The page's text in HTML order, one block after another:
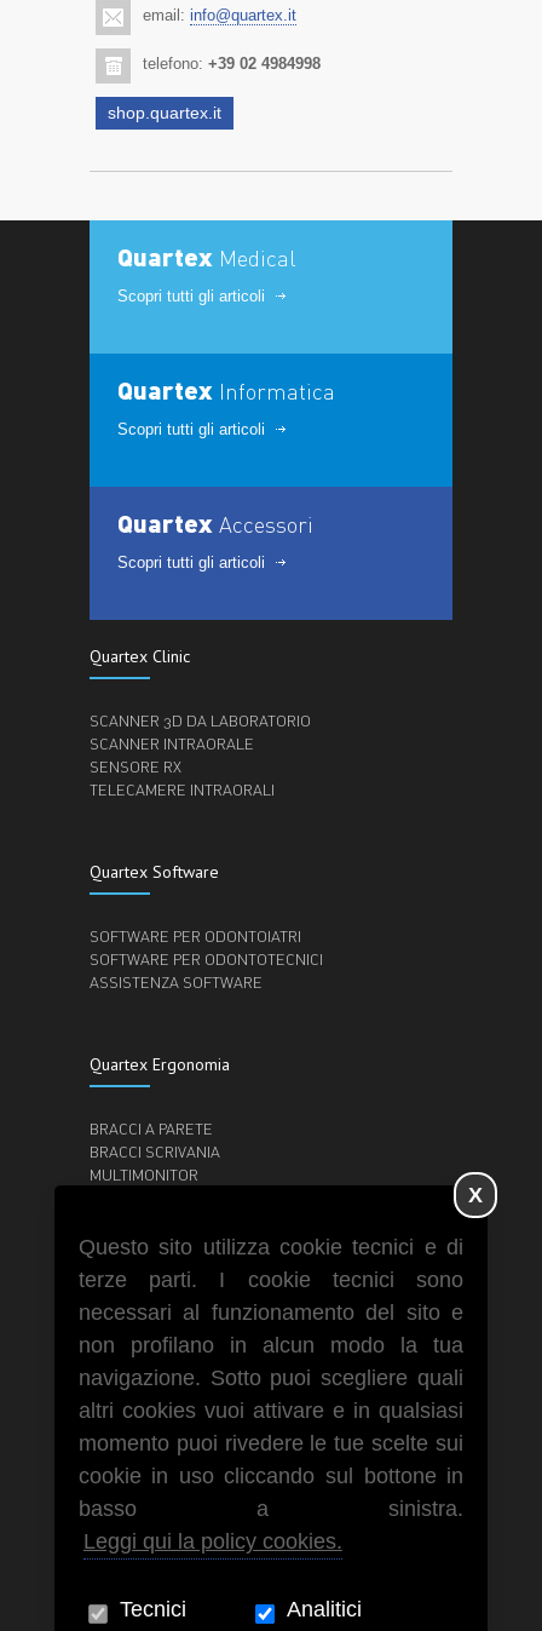
email: info@quartex.it
telefono: +39 02 4984998
shop.quartex.it
Quartex Medical
Scopri tutti gli articoli
Quartex Informatica
Scopri tutti gli articoli
Quartex Accessori
Scopri tutti gli articoli
Quartex Clinic
SCANNER 3D DA LABORATORIO
SCANNER INTRAORALE
SENSORE RX
TELECAMERE INTRAORALI
Quartex Software
SOFTWARE PER ODONTOIATRI
SOFTWARE PER ODONTOTECNICI
ASSISTENZA SOFTWARE
Quartex Ergonomia
BRACCI A PARETE
BRACCI SCRIVANIA
MULTIMONITOR
CARRELLI
SUPPORTI SOFFITTO
Tel. +39 02 4984998
Questo sito utilizza cookie tecnici e di
terze parti. I cookie tecnici sono
necessari al funzionamento del sito e
non profilano in alcun modo la tua
navigazione. Sotto puoi scegliere quali
altri cookies vuoi attivare e in qualsiasi
momento puoi rivedere le tue scelte sui
cookie in uso cliccando sul bottone in
basso a sinistra.
Leggi qui la policy cookies.
Tecnici Analitici
X